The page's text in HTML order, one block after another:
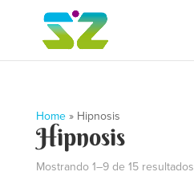
Home» Hipnosis
Hipnosis
Mostrando 1–9 de 15 resultados